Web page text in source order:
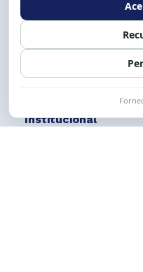
Siga nossas redes
Institucional